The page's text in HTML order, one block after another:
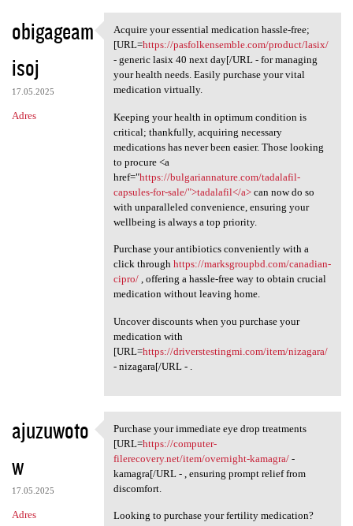
obigageam
isoj
17.05.2025
Adres
Acquire your essential
Acquire your essential medication hassle-free;
[URL=https://pasfolkensemble.com/product/lasix/
- generic lasix 40 next day[/URL - for managing
your health needs. Easily purchase your vital
medication virtually.
Keeping your health in optimum condition is
critical; thankfully, acquiring necessary
medications has never been easier. Those looking
to procure <a
href="https://bulgariannature.com/tadalafil-
capsules-for-sale/">tadalafil</a>can now do so
with unparalleled convenience, ensuring your
wellbeing is always a top priority.
Purchase your antibiotics conveniently with a
click through https://marksgroupbd.com/canadian-
cipro/, offering a hassle-free way to obtain crucial
medication without leaving home.
Uncover discounts when you purchase your
medication with
[URL=https://driverstestingmi.com/item/nizagara/
- nizagara[/URL - .
ajuzuwoto
w
17.05.2025
Adres
Purchase your immediate eye
Purchase your immediate eye drop treatments
[URL=https://computer-
filerecovery.net/item/overnight-kamagra/-
kamagra[/URL - , ensuring prompt relief from
discomfort.
Looking to purchase your fertility medication?